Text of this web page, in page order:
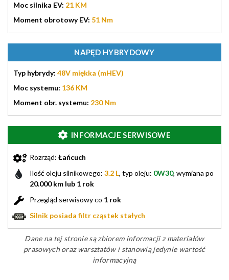
Moc silnika EV: 21 KM
Moment obrotowy EV: 51 Nm
NAPĘD HYBRYDOWY
Typ hybrydy: 48V miękka (mHEV)
Moc systemu: 136 KM
Moment obr. systemu: 230 Nm
INFORMACJE SERWISOWE
Rozrząd: Łańcuch
Ilość oleju silnikowego: 3.2 L, typ oleju: 0W30, wymiana po
20.000 km lub 1 rok
Przegląd serwisowy co 1 rok
Silnik posiada filtr cząstek stałych
Dane na tej stronie są zbiorem informacji z materiałów
prasowych oraz warsztatów i stanowią jedynie wartość
informacyjną